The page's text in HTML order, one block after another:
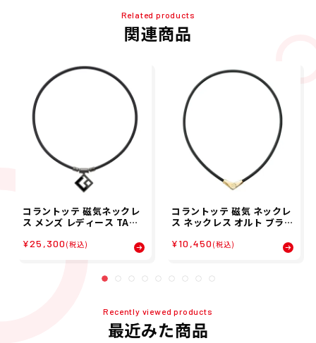
Related products
関連商品
コラントッテ 磁気ネックレ
ス メンズ レディース TAO
ラック ABARW53 23SS 春
¥25,300 (税込)
コラントッテ 磁気 ネックレ
ス ネックレス オルト ブラッ
¥10,450 (税込)
Recently viewed products
最近みた商品